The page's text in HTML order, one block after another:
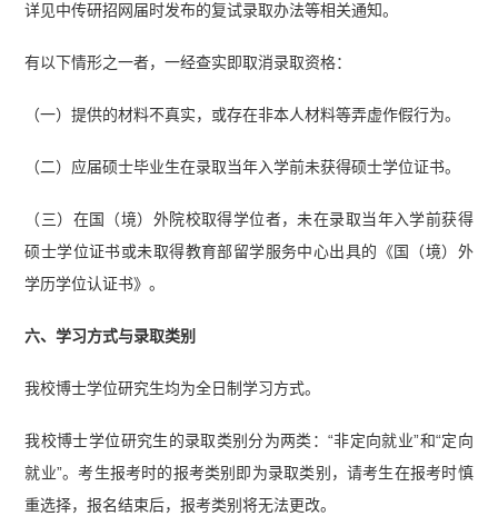
详见中传研招网届时发布的复试录取办法等相关通知。
有以下情形之一者，一经查实即取消录取资格：
（一）提供的材料不真实，或存在非本人材料等弄虚作假行为。
（二）应届硕士毕业生在录取当年入学前未获得硕士学位证书。
（三）在国（境）外院校取得学位者，未在录取当年入学前获得
硕士学位证书或未取得教育部留学服务中心出具的《国（境）外
学历学位认证书》。
六、学习方式与录取类别
我校博士学位研究生均为全日制学习方式。
我校博士学位研究生的录取类别分为两类：“非定向就业”和“定向
就业”。考生报考时的报考类别即为录取类别，请考生在报考时慎
重选择，报名结束后，报考类别将无法更改。